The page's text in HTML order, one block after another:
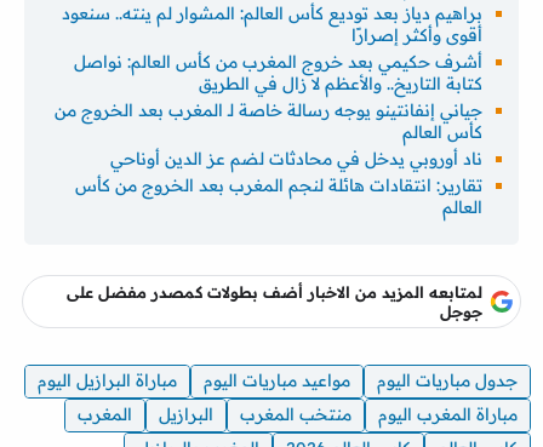
براهيم دياز بعد توديع كأس العالم: المشوار لم ينته.. سنعود
أقوى وأكثر إصرارًا
أشرف حكيمي بعد خروج المغرب من كأس العالم: نواصل
كتابة التاريخ.. والأعظم لا زال في الطريق
جياني إنفانتينو يوجه رسالة خاصة لـ المغرب بعد الخروج من
كأس العالم
ناد أوروبي يدخل في محادثات لضم عز الدين أوناحي
تقارير: انتقادات هائلة لنجم المغرب بعد الخروج من كأس
العالم
لمتابعه المزيد من الاخبار أضف بطولات كمصدر مفضل على
جوجل
جدول مباريات اليوم مواعيد مباريات اليوم
مباراة البرازيل اليوم
مباراة المغرب اليوم
منتخب المغرب البرازيل
المغرب